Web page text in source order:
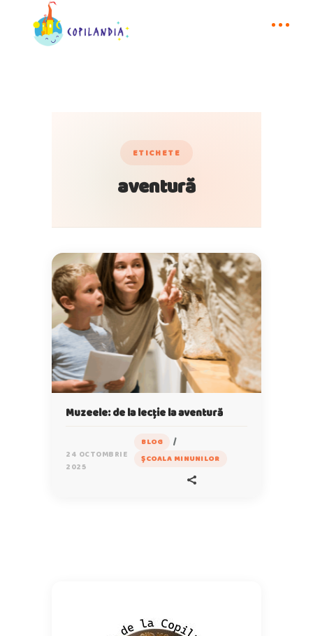
ETICHETE
aventură
Muzeele: de la lecție la aventură
24 OCTOMBRIE
2025
BLOG /
ȘCOALA MINUNILOR